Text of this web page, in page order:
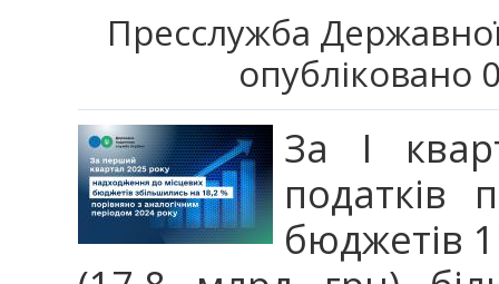
Пресслужба
опубліковано
За І
податків
бюджетів